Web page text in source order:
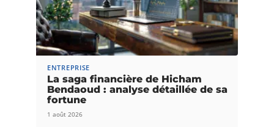
ENTREPRISE
La saga financière de Hicham
Bendaoud : analyse détaillée de sa
fortune
1 août 2026